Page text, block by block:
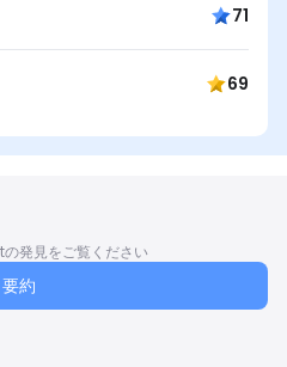
71
69
発見をご覧ください
要約